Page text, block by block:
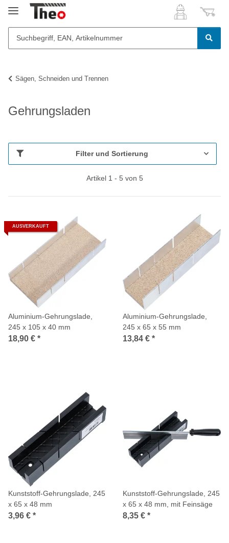
Sägen, Schneiden und Trennen
Gehrungsladen
Filter und Sortierung
Artikel 1 - 5 von 5
AUSVERKAUFT
Aluminium-Gehrungslade,
245 x 105 x 40 mm
18,90 € *
Aluminium-Gehrungslade,
245 x 65 x 55 mm
13,84 € *
Kunststoff-Gehrungslade, 245
x 65 x 48 mm
3,96 € *
Kunststoff-Gehrungslade, 245
x 65 x 48 mm, mit Feinsäge
8,35 € *